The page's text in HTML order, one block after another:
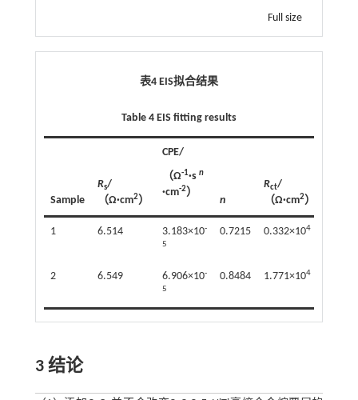
Full size
表4 EIS拟合结果
Table 4 EIS fitting results
Sample
Rs/
（Ω·cm2）
CPE/
（Ω-1·s n
·cm-2）
n
Rct/
（Ω·cm2）
1 6.514 3.183×10-
5
0.7215 0.332×104
2 6.549 6.906×10-
5
0.8484 1.771×104
3 结论